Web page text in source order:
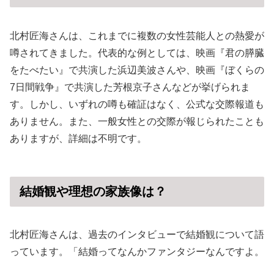
北村匠海さんは、これまでに複数の女性芸能人との熱愛が
噂されてきました。代表的な例としては、映画『君の膵臓
をたべたい』で共演した浜辺美波さんや、映画『ぼくらの
7日間戦争』で共演した芳根京子さんなどが挙げられま
す。しかし、いずれの噂も確証はなく、公式な交際報道も
ありません。また、一般女性との交際が報じられたことも
ありますが、詳細は不明です。
結婚観や理想の家族像は？
北村匠海さんは、過去のインタビューで結婚観について語
っています。「結婚ってなんかファンタジーなんですよ。